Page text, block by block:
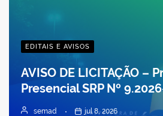
EDITAIS E AVISOS
AVISO DE LICITAÇÃO –
Presencial SRP Nº
semad jul 8, 2026